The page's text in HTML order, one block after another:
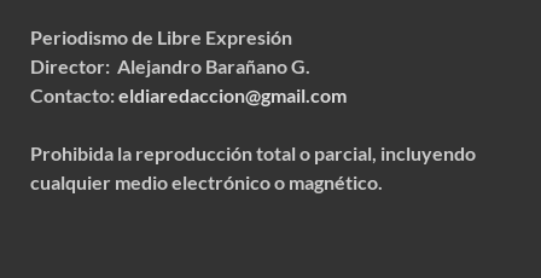
Periodismo de Libre Expresión
Director: Alejandro Barañano G.
Contacto:eldiaredaccion@gmail.com
Prohibida la reproducción total o parcial, incluyendo
cualquier medio electrónico o magnético.